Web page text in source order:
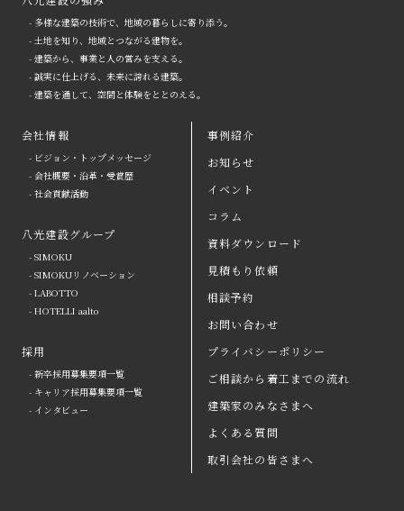
八光建設の強み
arrow
会社情報
八光建設グループ
arrow
採用
arrow
イベント
事例紹介
よくある質問
お問い合わせ
資料ダウンロード
取引会社の皆さまへ
プライバシーポリシー
コラム
見積もり依頼
相談予約
- 多様な建築の技術で、地域の暮らしに寄り添う。
- 土地を知り、地域とつながる建物を。
- 建築から、事業と人の営みを支える。
- 誠実に仕上げる、未来に誇れる建築。
- 建築を通して、空間と体験をととのえる。
会社情報
- ビジョン・トップメッセージ
- 会社概要・沿革・受賞歴
- 社会貢献活動
八光建設グループ
- SIMOKU
- SIMOKUリノベーション
- LABOTTO
- HOTELLI aalto
採用
- 新卒採用募集要項一覧
- キャリア採用募集要項一覧
- インタビュー
ご相談から着工までの流れ
建築家のみなさまへ
よくある質問
取引会社の皆さまへ
事例紹介
お知らせ
イベント
コラム
資料ダウンロード
見積もり依頼
相談予約
お問い合わせ
プライバシーポリシー